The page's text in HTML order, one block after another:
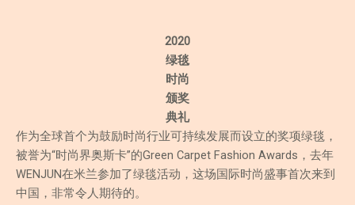
2020
绿毯
时尚
颁奖
典礼
作为全球首个为鼓励时尚行业可持续发展而设立的奖项绿毯，
被誉为“时尚界奥斯卡”的Green Carpet Fashion Awards，去年
WENJUN在米兰参加了绿毯活动，这场国际时尚盛事首次来到
中国，非常令人期待的。